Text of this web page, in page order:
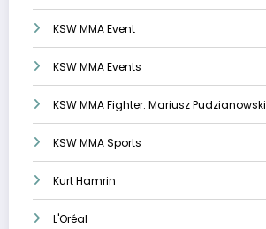
KSW MMA Event
KSW MMA Events
KSW MMA Fighter: Mariusz Pudzianowski
KSW MMA Sports
Kurt Hamrin
L'Oréal